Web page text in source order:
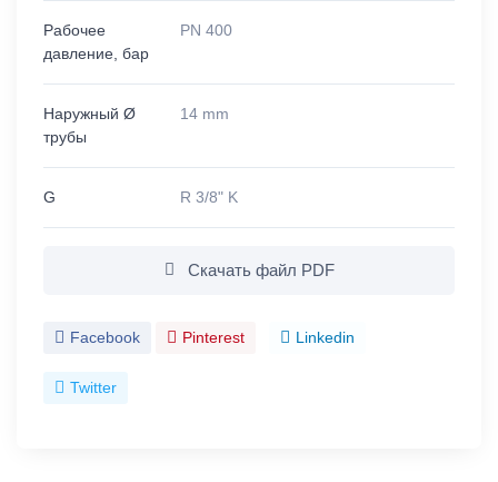
Рабочее
давление, бар
PN 400
Наружный Ø
трубы
14 mm
G R 3/8" K
Скачать файл PDF
Facebook Pinterest Linkedin
Twitter